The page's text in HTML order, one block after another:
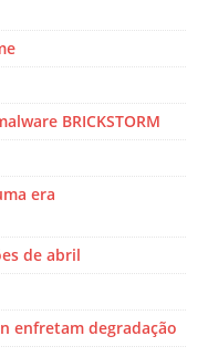
BRICKSTORM
era
de abril
enfretam degradação